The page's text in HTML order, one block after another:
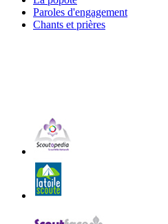
Paroles d'engagement
Chants et prières